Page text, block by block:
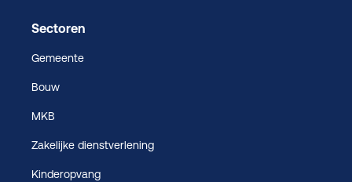
Sectoren
Gemeente
Bouw
MKB
Zakelijke dienstverlening
Kinderopvang